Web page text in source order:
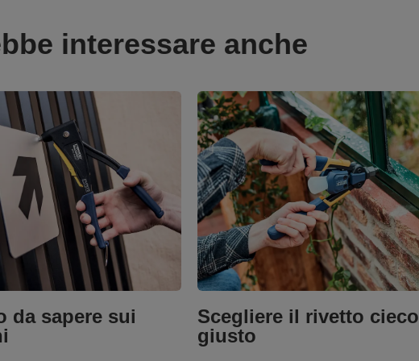
interessare anche
da sapere sui
Scegliere il rivetto cieco
giusto